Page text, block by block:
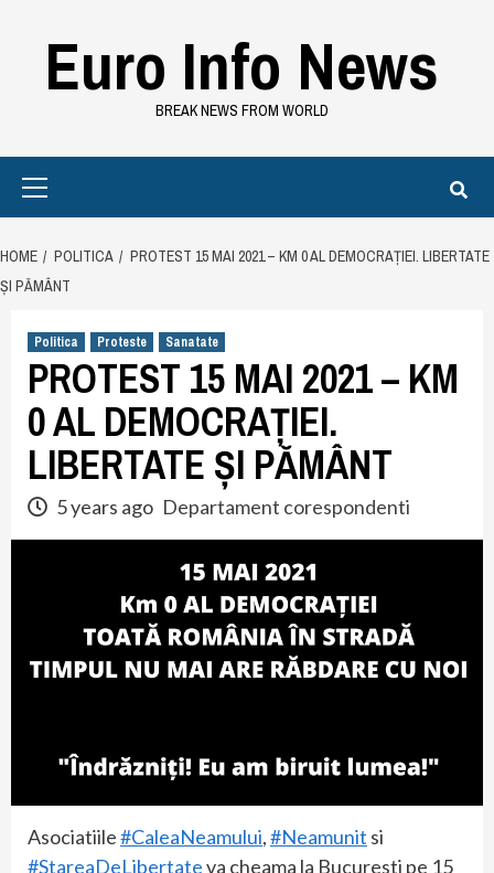
contentEuro Info News
BREAK NEWS FROM WORLD
HOME POLITICA
PROTEST 15 MAI 2021 – KM 0 AL DEMOCRAȚIEI. LIBERTATE
ȘI PĂMÂNT
Politica Proteste Sanatate
PROTEST 15 MAI 2021 – KM
0 AL DEMOCRAȚIEI.
LIBERTATE ȘI PĂMÂNT
5 years ago Departament corespondenti
Asociatiile#CaleaNeamului,#Neamunit si
#StareaDeLibertateva cheama la Bucuresti pe 15